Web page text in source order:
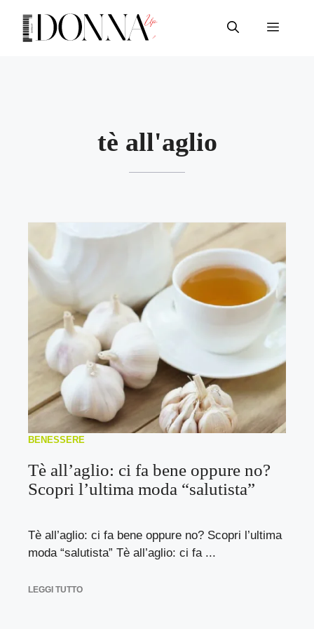
contenuto
Menu
tè all'aglio
BENESSERE
Tè all’aglio: ci fa bene oppure no?
Scopri l’ultima moda “salutista”
Tè all’aglio: ci fa bene oppure no? Scopri l’ultima
moda “salutista” Tè all’aglio: ci fa ...
LEGGI TUTTO